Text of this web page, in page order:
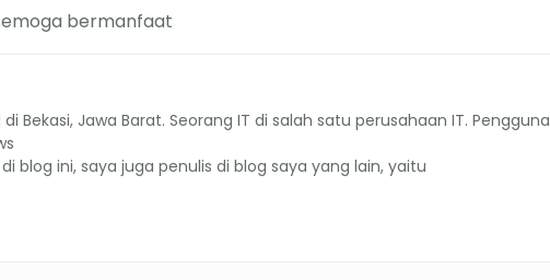
bermanfaat
Bekasi, Jawa Barat. Seorang IT di salah satu perusahaan IT. Pengguna
blog ini, saya juga penulis di blog saya yang lain, yaitu